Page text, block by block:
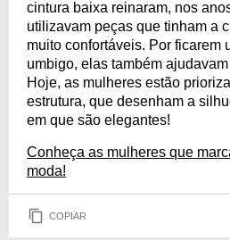
cintura baixa reinaram, nos
utilizavam peças que tinham a
muito confortáveis. Por ficarem
umbigo, elas também
Hoje, as mulheres estão
estrutura, que desenham a
em que são elegantes!
Conheça as mulheres que
moda!
COPIAR